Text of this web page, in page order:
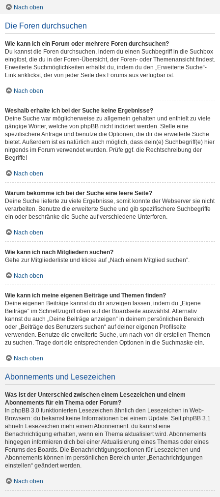
Nach oben
Die Foren durchsuchen
Wie kann ich ein Forum oder mehrere Foren durchsuchen?
Du kannst die Foren durchsuchen, indem du einen Suchbegriff in die Suchbox
eingibst, die du in der Foren-Übersicht, der Foren- oder Themenansicht findest.
Erweiterte Suchmöglichkeiten erhältst du, indem du den „Erweiterte Suche“-
Link anklickst, der von jeder Seite des Forums aus verfügbar ist.
Nach oben
Weshalb erhalte ich bei der Suche keine Ergebnisse?
Deine Suche war möglicherweise zu allgemein gehalten und enthielt zu viele
gängige Wörter, welche von phpBB nicht indiziert werden. Stelle eine
spezifischere Anfrage und benutze die Optionen, die dir die erweiterte Suche
bietet. Außerdem ist es natürlich auch möglich, dass dein(e) Suchbegriff(e) hier
nirgends im Forum verwendet wurden. Prüfe ggf. die Rechtschreibung der
Begriffe!
Nach oben
Warum bekomme ich bei der Suche eine leere Seite?
Deine Suche lieferte zu viele Ergebnisse, somit konnte der Webserver sie nicht
verarbeiten. Benutze die erweiterte Suche und gib spezifischere Suchbegriffe
ein oder beschränke die Suche auf verschiedene Unterforen.
Nach oben
Wie kann ich nach Mitgliedern suchen?
Gehe zur Mitgliederliste und klicke auf „Nach einem Mitglied suchen“.
Nach oben
Wie kann ich meine eigenen Beiträge und Themen finden?
Deine eigenen Beiträge kannst du dir anzeigen lassen, indem du „Eigene
Beiträge“ im Schnellzugriff oben auf der Boardseite auswählst. Alternativ
kannst du auch „Deine Beiträge anzeigen“ in deinem persönlichen Bereich
oder „Beiträge des Benutzers suchen“ auf deiner eigenen Profilseite
verwenden. Benutze die erweiterte Suche, um nach von dir erstellen Themen
zu suchen. Trage dort die entsprechenden Optionen in die Suchmaske ein.
Nach oben
Abonnements und Lesezeichen
Was ist der Unterschied zwischen einem Lesezeichen und einem
Abonnements für ein Thema oder Forum?
In phpBB 3.0 funktionierten Lesezeichen ähnlich den Lesezeichen in Web-
Browsern: du bekamst keine Informationen bei einem Update. Seit phpBB 3.1
ähneln Lesezeichen mehr einem Abonnement: du kannst eine
Benachrichtigung erhalten, wenn ein Thema aktualisiert wird. Abonnements
hingegen informieren dich bei einer Aktualisierung eines Themas oder eines
Forums des Boards. Die Benachrichtigungsoptionen für Lesezeichen und
Abonnements können im persönlichen Bereich unter „Benachrichtigungen
einstellen“ geändert werden.
Nach oben